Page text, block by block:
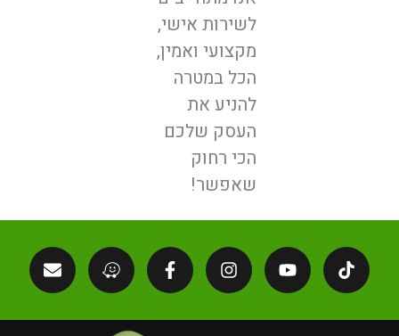
לשירות אישי,
מקצועי ואמין,
הכל במטרה
להניע את
העסק שלכם
הכי רחוק
שאפשר!